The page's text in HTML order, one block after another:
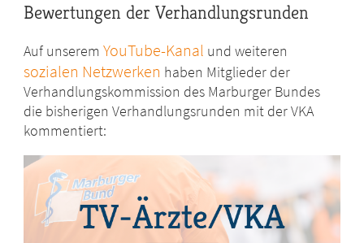
Bewertungen der Verhandlungsrunden
Auf unseremYouTube-Kanal und weiteren
sozialen Netzwerken haben Mitglieder der
Verhandlungskommission des Marburger Bundes
die bisherigen Verhandlungsrunden mit der VKA
kommentiert: